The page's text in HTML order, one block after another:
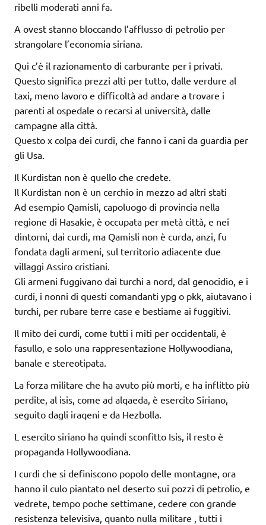
ribelli moderati anni fa.
A ovest stanno bloccando l’afflusso di petrolio per
strangolare l’economia siriana.
Qui c’è il razionamento di carburante per i privati.
Questo significa prezzi alti per tutto, dalle verdure al
taxi, meno lavoro e difficoltà ad andare a trovare i
parenti al ospedale o recarsi al università, dalle
campagne alla città.
Questo x colpa dei curdi, che fanno i cani da guardia per
gli Usa.
Il Kurdistan non è quello che credete.
Il Kurdistan non è un cerchio in mezzo ad altri stati
Ad esempio Qamisli, capoluogo di provincia nella
regione di Hasakie, è occupata per metà città, e nei
dintorni, dai curdi, ma Qamisli non è curda, anzi, fu
fondata dagli armeni, sul territorio adiacente due
villaggi Assiro cristiani.
Gli armeni fuggivano dai turchi a nord, dal genocidio, e i
curdi, i nonni di questi comandanti ypg o pkk, aiutavano i
turchi, per rubare terre case e bestiame ai fuggitivi.
Il mito dei curdi, come tutti i miti per occidentali, è
fasullo, e solo una rappresentazione Hollywoodiana,
banale e stereotipata.
La forza militare che ha avuto più morti, e ha inflitto più
perdite, al isis, come ad alqaeda, è esercito Siriano,
seguito dagli iraqeni e da Hezbolla.
L esercito siriano ha quindi sconfitto Isis, il resto è
propaganda Hollywoodiana.
I curdi che si definiscono popolo delle montagne, ora
hanno il culo piantato nel deserto sui pozzi di petrolio, e
vedrete, tempo poche settimane, cedere con grande
resistenza televisiva, quanto nulla militare , tutti i